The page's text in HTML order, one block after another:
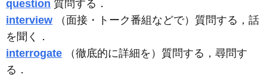
question 質問する．
interview （面接・トーク番組などで）質問する，話
を聞く．
interrogate （徹底的に詳細を）質問する，尋問す
る．